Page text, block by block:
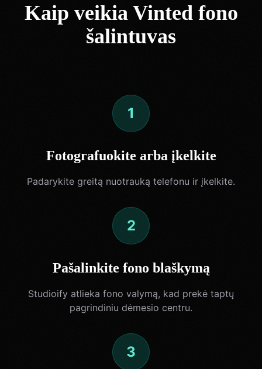
Kaip veikia Vinted fono
šalintuvas
1
Fotografuokite arba įkelkite
Padarykite greitą nuotrauką telefonu ir įkelkite.
2
Pašalinkite fono blaškymą
Studioify atlieka fono valymą, kad prekė taptų
pagrindiniu dėmesio centru.
3